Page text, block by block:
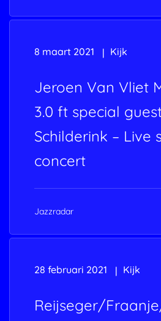
8 maart 2021 Kijk
Jeroen Van Vliet
3.0 ft special
Schilderink – Live
concert
Jazzradar
28 februari 2021 Kijk
Reijseger/